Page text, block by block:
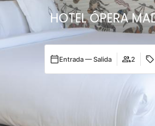
HOTEL ÓPERA
Entrada — Salida 2